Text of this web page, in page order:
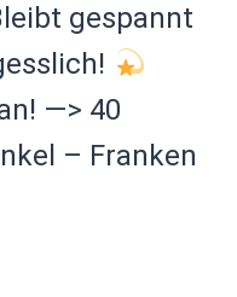
gespannt
—> 40
– Franken